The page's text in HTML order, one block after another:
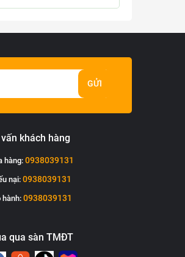
GỬI
khách hàng
hàng:0938039131
nại:0938039131
hành:0938039131
qua sàn TMĐT